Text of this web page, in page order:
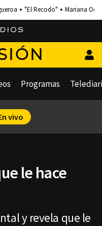
"El Recodo" Mariana
Programas
vivo
le hace
y revela que le